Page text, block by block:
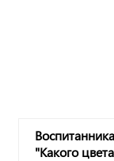
"Какого